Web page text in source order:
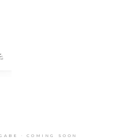
· COMING SOON